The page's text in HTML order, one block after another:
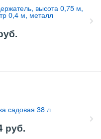
высота 0,75 м,
0,4 м, металл
садовая 38 л
руб.